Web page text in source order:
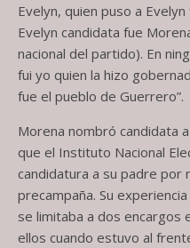
Evelyn, quien puso a
Evelyn candidata fue
nacional del partido). En
fui yo quien la hizo
fue el pueblo de Guerrero”.
Morena nombró candidata
que el Instituto Nacional
candidatura a su padre por
precampaña. Su
se limitaba a dos encargos
ellos cuando estuvo al